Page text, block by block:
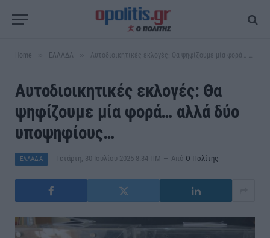
Home ΕΛΛΑΔΑ Αυτοδιοικητικές εκλογές: Θα ψηφίζουμε μία φορά… αλλά δύο υποψηφίους…
Αυτοδιοικητικές εκλογές: Θα
ψηφίζουμε μία φορά… αλλά δύο
υποψηφίους…
ΕΛΛΑΔΑ Τετάρτη, 30 Ιουλίου 2025 8:34 ΠΜ Από Ο Πολίτης